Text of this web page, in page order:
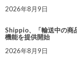
2026年8月9日
Shippio、「輸送中の商
機能を提供開始
2026年8月9日